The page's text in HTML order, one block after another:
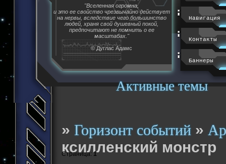
Активные темы
"Вселенная огромна,
и это ее свойство чрезвычайно действует
на нервы, вследствие чего большинство
людей, храня свой душевный покой,
предпочитают не помнить о ее
масштабах."
© Дуглас Адамс
Навигация
Контакты
Баннеры
»Горизонт событий »
ксилленский монстр
Страница:1